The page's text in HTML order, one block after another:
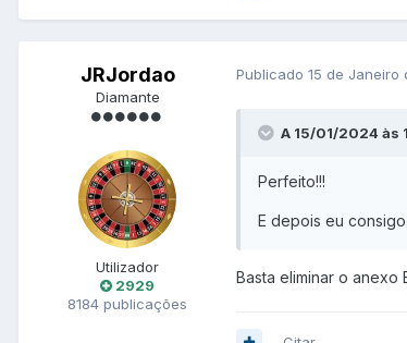
JRJordao
Diamante
Utilizador
2929
8184 publicações
Publicado 15 de Janeiro
A 15/01/2024 às
Perfeito!!!
E depois eu
Basta eliminar o anexo